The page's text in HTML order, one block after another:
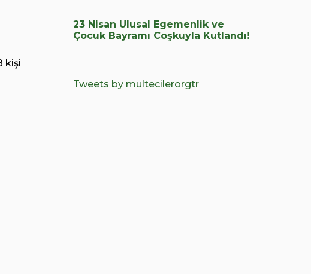
kişi
23 Nisan Ulusal Egemenlik ve
Çocuk Bayramı Coşkuyla Kutlandı!
Tweets by multecilerorgtr